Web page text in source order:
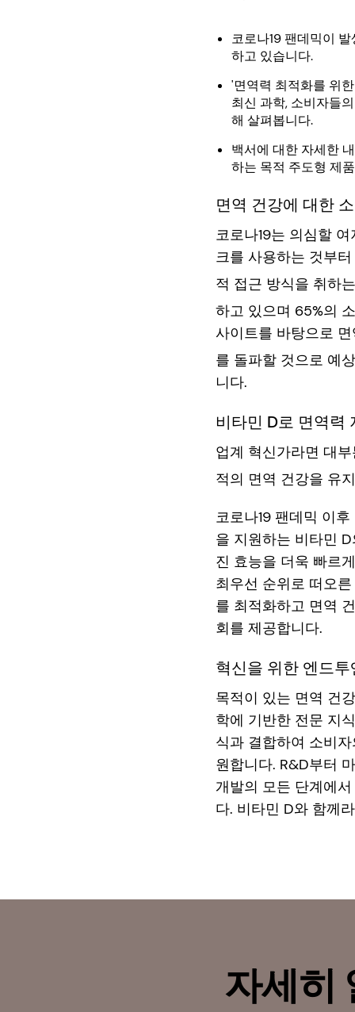
코로나19 팬데믹이
하고 있습니다.
'면역력 최적화를 위
최신 과학, 소비자들
해 살펴봅니다.
백서에 대한 자세한
하는 목적 주도형 제
면역 건강에 대한
코로나19는 의심할
크를 사용하는 것부
적 접근 방식을 취하
하고 있으며 65%의
사이트를 바탕으로
를 돌파할 것으로 예
니다.
비타민 D로 면역력
업계 혁신가라면 대
적의 면역 건강을 유
코로나19 팬데믹 이
을 지원하는 비타민
진 효능을 더욱 빠르
최우선 순위로 떠오
를 최적화하고 면역
회를 제공합니다.
혁신을 위한 엔드
목적이 있는 면역 건
학에 기반한 전문 지
식과 결합하여 소비
원합니다. R&D부터
개발의 모든 단계에
다. 비타민 D와 함께
자세히